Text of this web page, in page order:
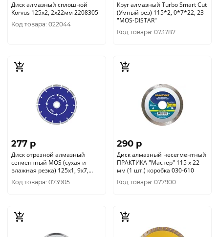
Диск алмазный сплошной
Korvus 125х2, 2х22мм 2208305
Код товара: 022044
Круг алмазный Turbo Smart Cut
(Умный рез) 115*2, 0*7*22, 23
"МОS-DISTAR"
Код товара: 073787
277 p
Диск отрезной алмазный
сегментный MOS (сухая и
влажная резка) 125х1, 9х7,
0х22, 2 мм 37212М
Код товара: 073905
290 p
Диск алмазный несегментный
ПРАКТИКА "Мастер" 115 х 22
мм (1 шт.) коробка 030-610
Код товара: 077900